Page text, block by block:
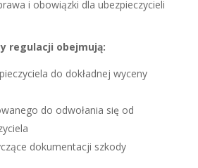
i obowiązki dla ubezpieczycieli
regulacji obejmują:
do dokładnej wyceny
do odwołania się od
dokumentacji szkody